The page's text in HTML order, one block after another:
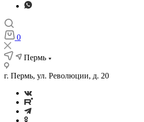
0
Пермь
г. Пермь, ул. Революции, д. 20